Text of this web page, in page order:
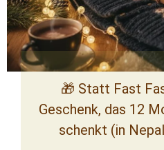
🎁 Statt Fast
Geschenk, das 12
schenkt (in